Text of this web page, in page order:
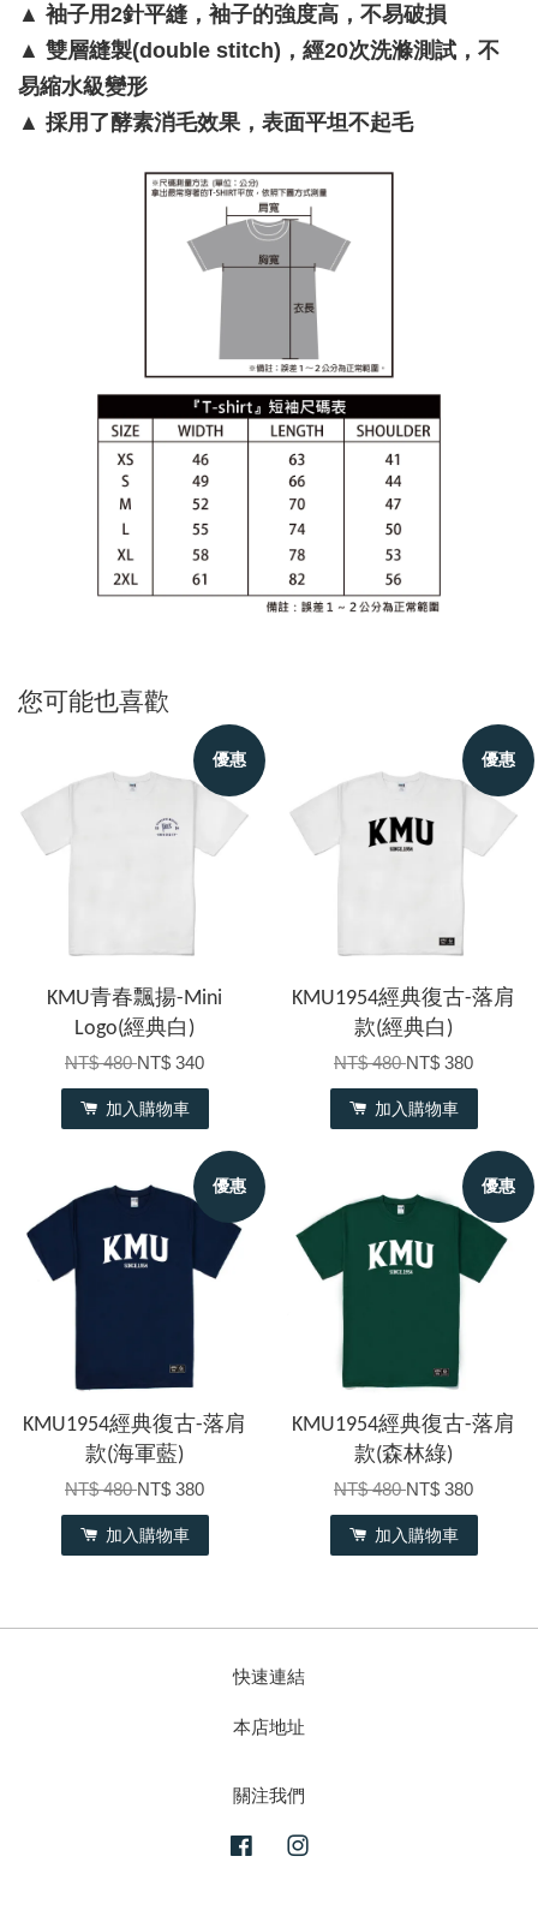
▲ 袖子用2針平縫，袖子的強度高，不易破損
▲ 雙層縫製(double stitch)，經20次洗滌測試，不
易縮水級變形
▲ 採用了酵素消毛效果，表面平坦不起毛
您可能也喜歡
優惠
KMU青春飄揚-Mini
Logo(經典白)
NT$ 480NT$ 340
加入購物車
優惠
KMU1954經典復古-落肩
款(經典白)
NT$ 480NT$ 380
加入購物車
優惠
KMU1954經典復古-落肩
款(海軍藍)
NT$ 480NT$ 380
加入購物車
優惠
KMU1954經典復古-落肩
款(森林綠)
NT$ 480NT$ 380
加入購物車
快速連結
本店地址
關注我們
Facebook